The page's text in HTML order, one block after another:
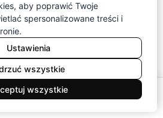
wybrać do
odpowiadać metrażowi,
przechowywanych
wyborem określ, czy
aby poprawić Twoje
spersonalizowane treści i
Ustawienia
wszystkie
wszystkie